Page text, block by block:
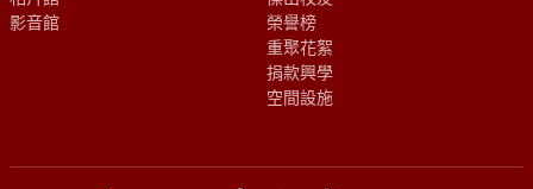
影音館
榮譽榜
重聚花絮
捐款興學
空間設施